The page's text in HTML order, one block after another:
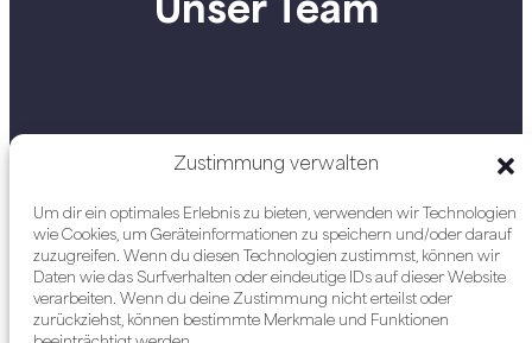
Zustimmung verwalten
Um dir ein optimales Erlebnis zu bieten, verwenden wir Technologien
wie Cookies, um Geräteinformationen zu speichern und/oder darauf
zuzugreifen. Wenn du diesen Technologien zustimmst, können wir
Daten wie das Surfverhalten oder eindeutige IDs auf dieser Website
verarbeiten. Wenn du deine Zustimmung nicht erteilst oder
zurückziehst, können bestimmte Merkmale und Funktionen